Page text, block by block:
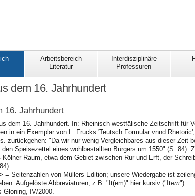
Arbeitsbereich
Literatur
Interdisziplinäre
Professuren
dem 16. Jahrhundert
16. Jahrhundert
dem 16. Jahrhundert. In: Rheinisch-westfälische Zeitschrift für
in ein Exemplar von L. Frucks 'Teutsch Formular vnnd
zurückgehen: "Da wir nur wenig Vergleichbares aus dieser Zeit
Speisezettel eines wohlbestallten Bürgers um 1550" (S. 84).
Raum, etwa dem Gebiet zwischen Rur und Erft, der
= Seitenzahlen von Müllers Edition; unsere Wiedergabe ist
Aufgelöste Abbreviaturen, z.B. "It(em)" hier kursiv ("Item").
Gloning, IV/2000.